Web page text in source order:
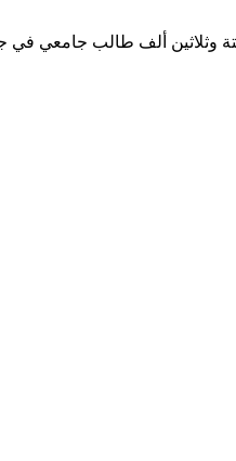
وثلاثين ألف طالب جامعي